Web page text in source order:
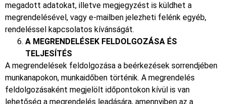
megadott adatokat, illetve megjegyzést is küldhet a
megrendelésével, vagy e-mailben jelezheti felénk egyéb,
rendeléssel kapcsolatos kívánságát.
A MEGRENDELÉSEK FELDOLGOZÁSA ÉS
TELJESÍTÉS
A megrendelések feldolgozása a beérkezések sorrendjében
munkanapokon, munkaidőben történik. A megrendelés
feldolgozásaként megjelölt időpontokon kívül is van
lehetőség a megrendelés leadására, amennyiben az a